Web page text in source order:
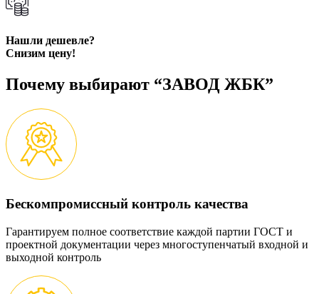
Нашли дешевле?
Снизим цену!
Почему выбирают “ЗАВОД ЖБК”
Бескомпромиссный контроль качества
Гарантируем полное соответствие каждой партии ГОСТ и
проектной документации через многоступенчатый входной и
выходной контроль